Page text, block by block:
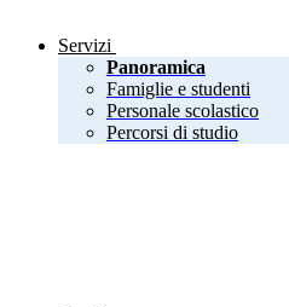
Servizi
Panoramica
Famiglie e studenti
Personale scolastico
Percorsi di studio